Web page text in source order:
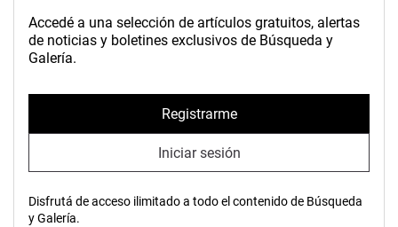
Accedé a una selección de artículos gratuitos, alertas
de noticias y boletines exclusivos de Búsqueda y
Galería.
Registrarme
Iniciar sesión
Disfrutá de acceso ilimitado a todo el contenido de Búsqueda
y Galería.